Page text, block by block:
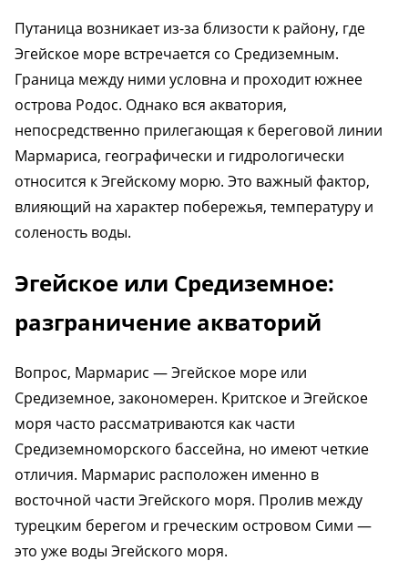
Путаница возникает из-за близости к району, где
Эгейское море встречается со Средиземным.
Граница между ними условна и проходит южнее
острова Родос. Однако вся акватория,
непосредственно прилегающая к береговой линии
Мармариса, географически и гидрологически
относится к Эгейскому морю. Это важный фактор,
влияющий на характер побережья, температуру и
соленость воды.
Эгейское или Средиземное:
разграничение акваторий
Вопрос, Мармарис — Эгейское море или
Средиземное, закономерен. Критское и Эгейское
моря часто рассматриваются как части
Средиземноморского бассейна, но имеют четкие
отличия. Мармарис расположен именно в
восточной части Эгейского моря. Пролив между
турецким берегом и греческим островом Сими —
это уже воды Эгейского моря.